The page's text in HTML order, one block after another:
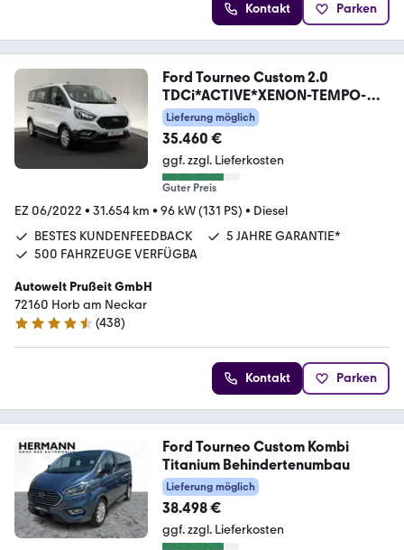
Kontakt Parken
Ford Tourneo Custom 2.0
TDCi*ACTIVE*XENON-TEMPO-
APP
Lieferung möglich
35.460 €
ggf. zzgl. Lieferkosten
Guter Preis
EZ 06/2022 • 31.654 km • 96 kW (131 PS) • Diesel
BESTES KUNDENFEEDBACK
5 JAHRE GARANTIE*
500 FAHRZEUGE VERFÜGBA
Autowelt Prußeit GmbH
72160 Horb am Neckar
4.4 Sterne
(438)
Kontakt Parken
Ford Tourneo Custom Kombi
Titanium Behindertenumbau
Lieferung möglich
38.498 €
ggf. zzgl. Lieferkosten